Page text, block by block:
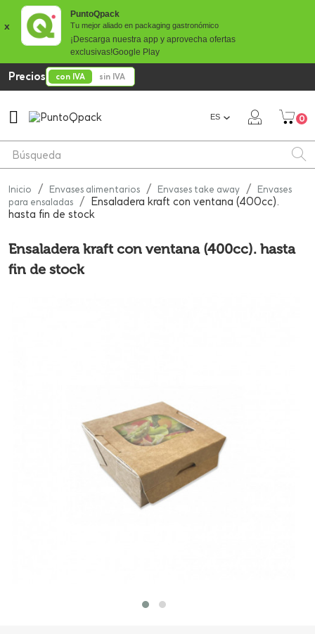
x
PuntoQpack
Tu mejor aliado en packaging gastronómico
¡Descarga nuestra app y aprovecha ofertas
exclusivas!Google Play
Precios con IVA sin IVA
 ES 0
Inicio Envases alimentarios Envases take away
Envases
para ensaladas
Ensaladera kraft con ventana (400cc).
hasta fin de stock
Ensaladera kraft con ventana (400cc). hasta
fin de stock